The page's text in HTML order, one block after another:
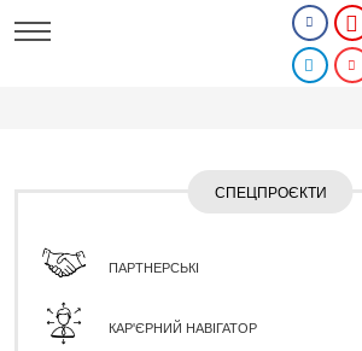
СПЕЦПРОЄКТИ
ПАРТНЕРСЬКІ
КАР'ЄРНИЙ НАВІГАТОР